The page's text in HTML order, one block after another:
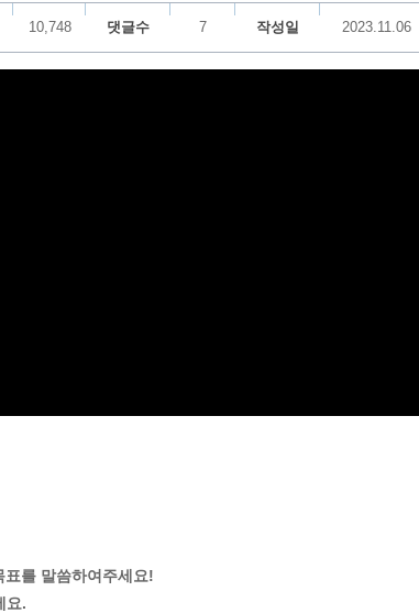
10,748 댓글수 7 작성일 2023.11.06
를 말씀하여주세요!
요.